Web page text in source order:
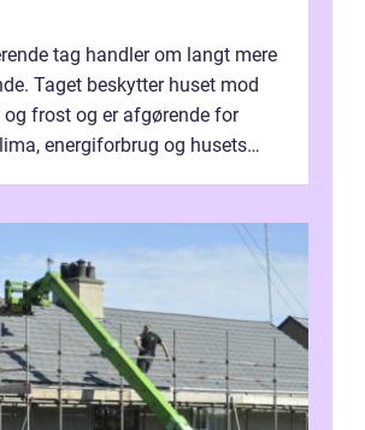
tag handler om langt mere
Taget beskytter huset mod
frost og er afgørende for
energiforbrug og husets